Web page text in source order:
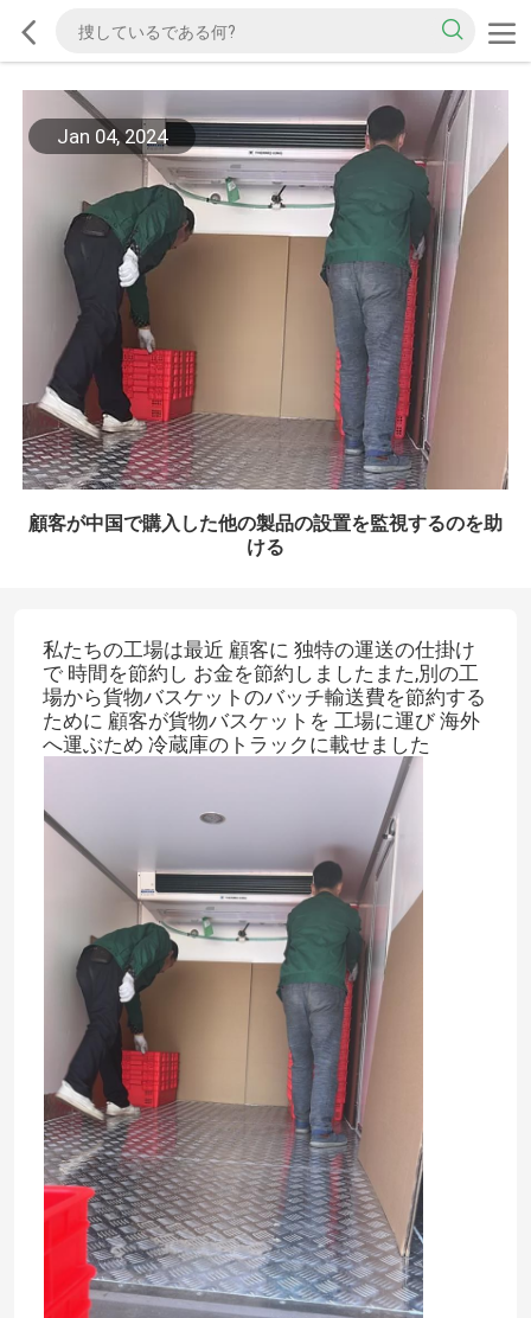
Jan 04, 2024
顧客が中国で購入した他の製品の設置を監視するのを助
ける
私たちの工場は最近 顧客に 独特の運送の仕掛け
で 時間を節約し お金を節約しましたまた,別の工
場から貨物バスケットのバッチ輸送費を節約する
ために 顧客が貨物バスケットを 工場に運び 海外
へ運ぶため 冷蔵庫のトラックに載せました